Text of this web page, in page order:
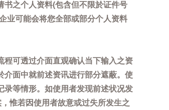
书之个人资料(包含但不限於证件号
业可能会将您全部或部分个人资料
程可透过介面直观确认当下输入之资
介面中就前述资讯进行部分遮蔽。使
录等情形。如使用者发现前述状况发
惟若因使用者故意或过失所发生之